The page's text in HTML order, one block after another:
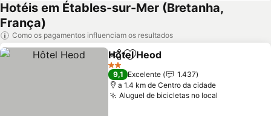
Hotéis em Étables-sur-Mer (Bretanha,
França)
Como os pagamentos influenciam os resultados
PartilharAdicionar aos favoritos
Hôtel Heod
2 Estrelas
9,1 Excelente
1.437
a 1.4 km de Centro da cidade
Aluguel de bicicletas no local